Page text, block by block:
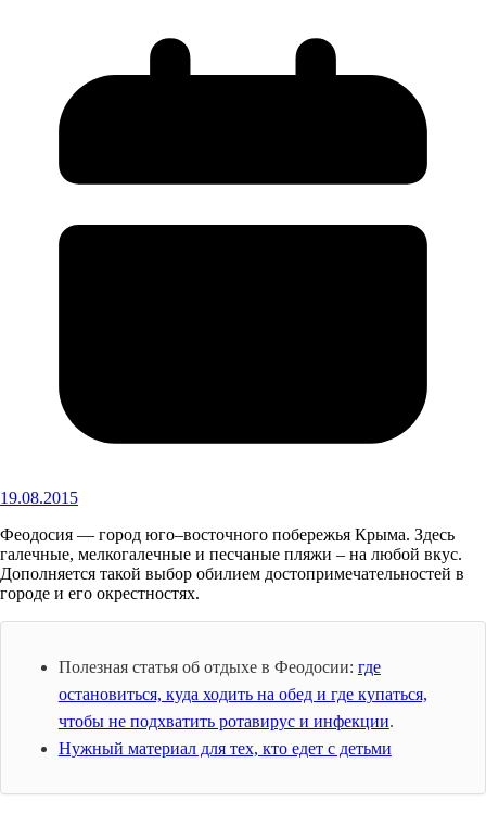
19.08.2015
Феодосия — город юго–восточного побережья Крыма. Здесь
галечные, мелкогалечные и песчаные пляжи – на любой вкус.
Дополняется такой выбор обилием достопримечательностей в
городе и его окрестностях.
Полезная статья об отдыхе в Феодосии: где
остановиться, куда ходить на обед и где купаться,
чтобы не подхватить ротавирус и инфекции.
Нужный материал для тех, кто едет с детьми